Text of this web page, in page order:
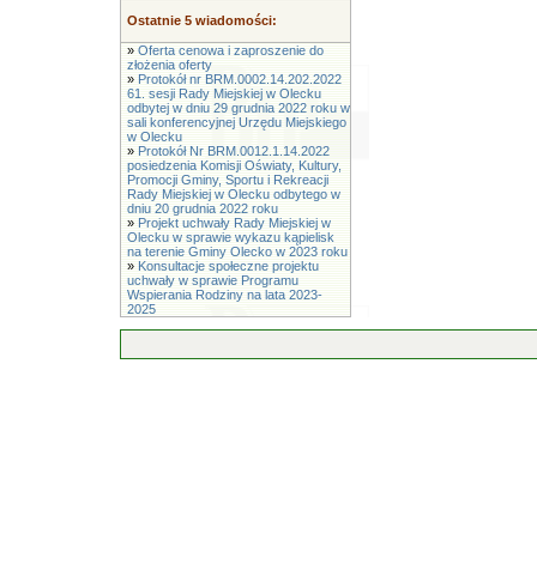
Ostatnie 5 wiadomości:
» Oferta cenowa i zaproszenie do
złożenia oferty
» Protokół nr BRM.0002.14.202.2022
61. sesji Rady Miejskiej w Olecku
odbytej w dniu 29 grudnia 2022 roku w
sali konferencyjnej Urzędu Miejskiego
w Olecku
» Protokół Nr BRM.0012.1.14.2022
posiedzenia Komisji Oświaty, Kultury,
Promocji Gminy, Sportu i Rekreacji
Rady Miejskiej w Olecku odbytego w
dniu 20 grudnia 2022 roku
» Projekt uchwały Rady Miejskiej w
Olecku w sprawie wykazu kąpielisk
na terenie Gminy Olecko w 2023 roku
» Konsultacje społeczne projektu
uchwały w sprawie Programu
Wspierania Rodziny na lata 2023-
2025